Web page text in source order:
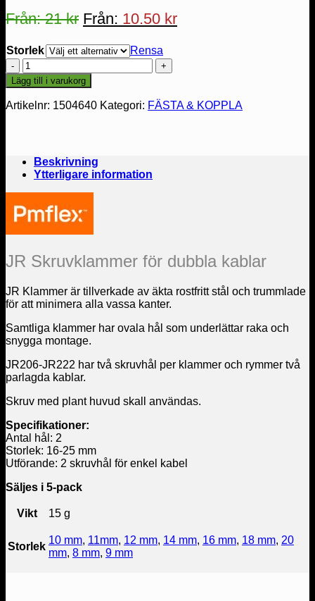
Från:21kr Från: 10.50 kr
Storlek
Rensa
JR-
Skruvklammer
för
Dubbla
Lägg till i varukorg
Artikelnr: 1504640 Kategori: FÄSTA & KOPPLA
Beskrivning
Ytterligare information
JR Skruvklammer för dubbla kablar
JR Klammer är tillverkade av äkta rostfritt stål och trummlade
för att minimera alla vassa kanter.
Samtliga klammer har ovala hål som underlättar raka och
snygga montage.
JR206-JR222 har två skruvhål per klammer och rymmer två
parlagda kablar.
Skruv med plant huvud skall användas.
Specifikationer:
Antal hål: 2
Storlek: 16-25 mm
Utförande: 2 skruvhål för enkel kabel
Säljes i 5-pack
Vikt 15 g
Storlek
10 mm, 11mm, 12 mm, 14 mm, 16 mm, 18 mm, 20
mm, 8 mm, 9 mm